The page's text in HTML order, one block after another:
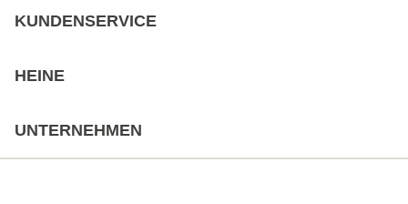
KUNDENSERVICE
HEINE
UNTERNEHMEN